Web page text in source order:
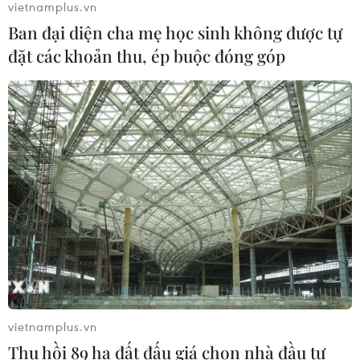
CƠ QUAN CHỦ QUẢN: THÔNG TẤN XÃ VIỆT NAM
Tổng Biên tập: TRẦN TIẾN DUẨN
Phó Tổng Biên tập: NGUYỄN THỊ TÁM, KHÚC THANH
THỦY
Sở hữu trí tuệ
Quy định sử dụng
RSS
Hỗ trợ
Ngôn ngữ
TTXVN
Dịch vụ tin
Quảng cáo
Liên hệ
Giấy phép số: 1374/GP-BTTTT do Bộ Thông tin và Truyền thông
vietnamplus.vn
Ban đại diện cha mẹ học sinh không được tự
đặt các khoản thu, ép buộc đóng góp
vietnamplus.vn
Thu hồi 89 ha đất đấu giá chọn nhà đầu tư